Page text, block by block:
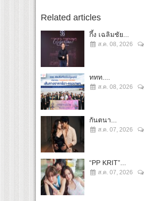
Related articles
กึ้ง เฉลิมชัย...
ส.ค. 08, 2026
ททท....
ส.ค. 08, 2026
กันตนา...
ส.ค. 07, 2026
“PP KRIT”...
ส.ค. 07, 2026